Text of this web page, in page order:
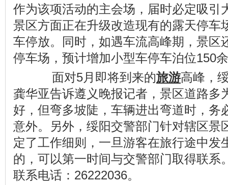
作为该项活动的主会场，届时必定吸引
景区方面正在升级改造现有的露天停车
车停放。同时，如遇车流高峰期，景区
停车场，预计增加小型车停车泊位150
面对5月即将到来的旅游高峰，
龚华亚告诉遵义晚报记者，景区道路多
好，但弯多坡陡，车辆进出弯道时，务
意外。另外，绥阳交警部门针对辖区景
定了工作细则，一旦游客在旅行途中发
的，可以第一时间与交警部门取得联系
联系电话：26222036。